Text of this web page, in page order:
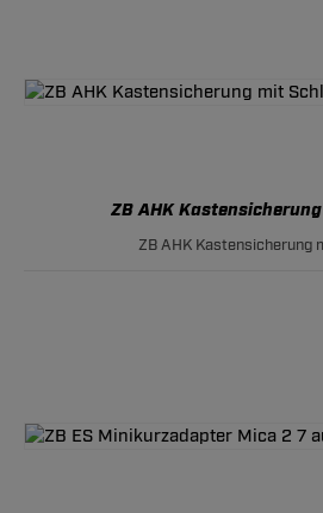
ZB AHK
ZB AHK Kastensicherung